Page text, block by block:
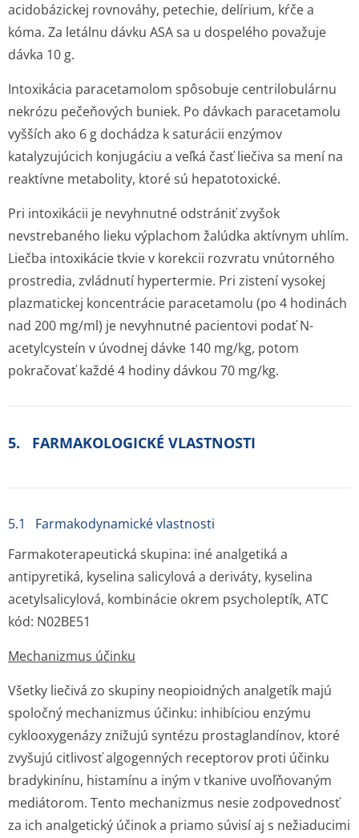
acidobázickej rovnováhy, petechie, delírium, kŕče a
kóma. Za letálnu dávku ASA sa u dospelého považuje
dávka 10 g.
Intoxikácia paracetamolom spôsobuje centrilobulárnu
nekrózu pečeňových buniek. Po dávkach paracetamolu
vyšších ako 6 g dochádza k saturácii enzýmov
katalyzujúcich konjugáciu a veľká časť liečiva sa mení na
reaktívne metabolity, ktoré sú hepatotoxické.
Pri intoxikácii je nevyhnutné odstrániť zvyšok
nevstrebaného lieku výplachom žalúdka aktívnym uhlím.
Liečba intoxikácie tkvie v korekcii rozvratu vnútorného
prostredia, zvládnutí hypertermie. Pri zistení vysokej
plazmatickej koncentrácie paracetamolu (po 4 hodinách
nad 200 mg/ml) je nevyhnutné pacientovi podať N-
acetylcysteín v úvodnej dávke 140 mg/kg, potom
pokračovať každé 4 hodiny dávkou 70 mg/kg.
5. FARMAKOLOGICKÉ VLASTNOSTI
5.1 Farmakodynamické vlastnosti
Farmakoterapeutická skupina: iné analgetiká a
antipyretiká, kyselina salicylová a deriváty, kyselina
acetylsalicylová, kombinácie okrem psycholeptík, ATC
kód: N02BE51
Mechanizmus účinku
Všetky liečivá zo skupiny neopioidných analgetík majú
spoločný mechanizmus účinku: inhibíciou enzýmu
cyklooxygenázy znižujú syntézu prostaglandínov, ktoré
zvyšujú citlivosť algogenných receptorov proti účinku
bradykinínu, histamínu a iným v tkanive uvoľňovaným
mediátorom. Tento mechanizmus nesie zodpovednosť
za ich analgetický účinok a priamo súvisí aj s nežiaducimi